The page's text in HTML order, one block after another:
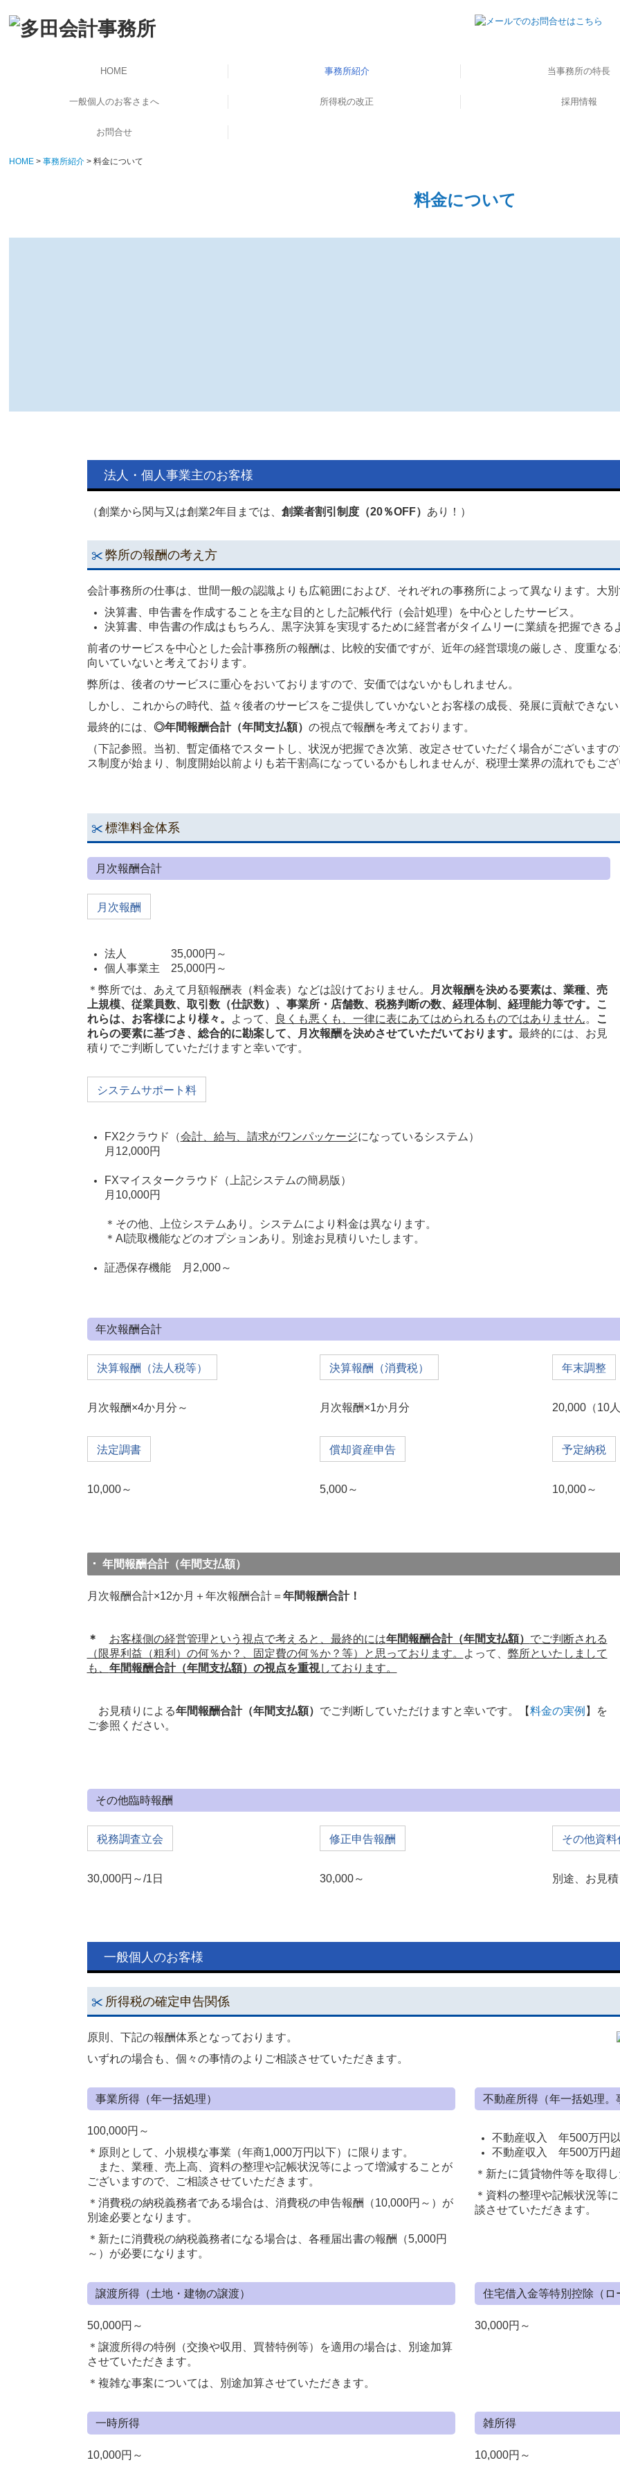
HOME 事務所紹介
ごあいさつ
顧問契約の流れ
料金について
料金の実例
お客様の声
当事務所の特長
税理士の変更をお考え
税理士をお探しの方
ワンストップサービ
一般個人のお客さまへ
確定申告
相続
所得税の改正 採用情報
お問合せ
個人情報保護方針
HOME 事務所紹介 料金について
料金について
法人・個人事業主のお客様
（創業から関与又は創業2年目までは、 創業者割引制度（20％OFF） あり！）
弊所の報酬の考え方
会計事務所の仕事は、世間一般の認識よりも広範囲におよび、それぞれの事務所によって異なります。大
決算書、申告書を作成することを主な目的とした記帳代行（会計処理）を中心としたサービス。
決算書、申告書の作成はもちろん、黒字決算を実現するために経営者がタイムリーに業績を把握できる
前者のサービスを中心とした会計事務所の報酬は、比較的安価ですが、近年の経営環境の厳しさ、度重な
向いていないと考えております。
弊所は、後者のサービスに重心をおいておりますので、安価ではないかもしれません。
しかし、これからの時代、益々後者のサービスをご提供していかないとお客様の成長、発展に貢献できな
最終的には、 ◎年間報酬合計（年間支払額） の視点で報酬を考えております。
（下記参照。当初、暫定価格でスタートし、状況が把握でき次第、改定させていただく場合がございます
ス制度が始まり、制度開始以前よりも若干割高になっているかもしれませんが、税理士業界の流れでもご
標準料金体系
月次報酬合計
月次報酬
法人 35,000円～
個人事業主 25,000円～
＊弊所では、あえて月額報酬表（料金表）などは設けておりません。
月次報酬を決める要素は、業種、売
上規模、従業員数、取引数（仕訳数）、事業所・店舗数、税務判断の数、経理体制、経理能力等です。こ
れらは、お客様により様々。
よって、 良くも悪くも、一律に表にあてはめられるものではありません。
こ
れらの要素に基づき、総合的に勘案して、月次報酬を決めさせていただいております。 最終的には、お見
積りでご判断していただけますと幸いです。
システムサポート料
FX2クラウド（会計、給与、請求がワンパッケージになっているシステム）
月12,000円
FXマイスタークラウド（上記システムの簡易版）
月10,000円
＊その他、上位システムあり。システムにより料金は異なります。
＊AI読取機能などのオプションあり。別途お見積りいたします。
証憑保存機能 月2,000～
年次報酬合計
決算報酬（法人税等）
月次報酬×4か月分～
決算報酬（消費税）
月次報酬×1か月分
年末調整
20,000（10
法定調書
10,000～
償却資産申告
5,000～
予定納税
10,000～
年間報酬合計（年間支払額）
月次報酬合計×12か月＋年次報酬合計＝ 年間報酬合計！
＊ お客様側の経営管理という視点で考えると、最終的には年間報酬合計（年間支払額） でご判断される
（限界利益（粗利）の何％か？、固定費の何％か？等）と思っております。 よって、 弊所といたしまして
も、 年間報酬合計（年間支払額）の視点を重視しております。
お見積りによる年間報酬合計（年間支払額） でご判断していただけますと幸いです。【料金の実例 】を
ご参照ください。
その他臨時報酬
税務調査立会
30,000円～/1日
修正申告報酬
30,000～
その他資料
別途、お見
一般個人のお客様
所得税の確定申告関係
原則、下記の報酬体系となっております。
いずれの場合も、個々の事情のよりご相談させていただきます。
事業所得（年一括処理）
100,000円～
＊原則として、小規模な事業（年商1,000万円以下）に限ります。
また、業種、売上高、資料の整理や記帳状況等によって増減することが
ございますので、ご相談させていただきます。
＊消費税の納税義務者である場合は、消費税の申告報酬（10,000円～）が
別途必要となります。
＊新たに消費税の納税義務者になる場合は、各種届出書の報酬（5,000円
～）が必要になります。
不動産所得（年一括処理。
不動産収入 年500万円
不動産収入 年500
＊新たに賃貸物件等を取得
＊資料の整理や記帳状況等
談させていただきます。
譲渡所得（土地・建物の譲渡）
50,000円～
＊譲渡所得の特例（交換や収用、買替特例等）を適用の場合は、別途加算
させていただきます。
＊複雑な事案については、別途加算させていただきます。
住宅借入金等特別控除（ロ
30,000円～
一時所得
10,000円～
雑所得
10,000円～